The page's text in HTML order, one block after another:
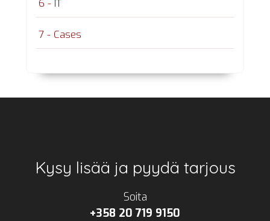
6 - IT
7 - Cases
Footer
Kysy lisää ja pyydä tarjous
Soita
+358 20 719 9150